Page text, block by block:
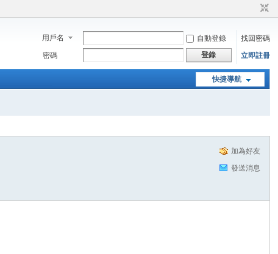
用戶名 自動登錄
找回密碼
密碼
登錄 立即註冊
快捷導航
加為好友
發送消息